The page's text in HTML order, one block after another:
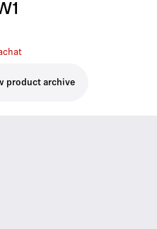
product archive